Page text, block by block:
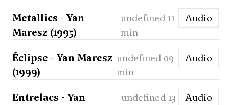
Metallics - Yan
Maresz (1995)
undefined 11
min
Audio
Éclipse - Yan Maresz
(1999)
undefined 09
min
Audio
Entrelacs - Yan
undefined 13
Audio